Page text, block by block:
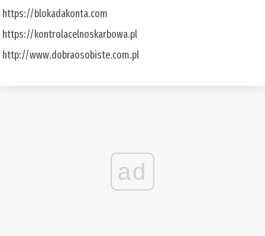
https://blokadakonta.com
https://kontrolacelnoskarbowa.pl
http://www.dobraosobiste.com.pl
ad